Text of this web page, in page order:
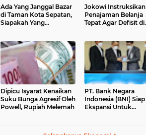
Ada Yang Janggal Bazar
di Taman Kota Sepatan,
Siapakah Yang
Jokowi Instruksikan
Penajaman Belanja
Tepat Agar Defisit di
Dipicu Isyarat Kenaikan
Suku Bunga Agresif Oleh
Powell, Rupiah Melemah
PT. Bank Negara
Indonesia (BNI) Siap
Ekspansi Untuk